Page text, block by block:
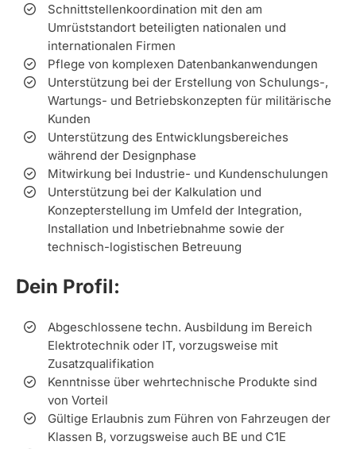
Schnittstellenkoordination mit den am
Umrüststandort beteiligten nationalen und
internationalen Firmen
Pflege von komplexen Datenbankanwendungen
Unterstützung bei der Erstellung von Schulungs-,
Wartungs- und Betriebskonzepten für militärische
Kunden
Unterstützung des Entwicklungsbereiches
während der Designphase
Mitwirkung bei Industrie- und Kundenschulungen
Unterstützung bei der Kalkulation und
Konzepterstellung im Umfeld der Integration,
Installation und Inbetriebnahme sowie der
technisch-logistischen Betreuung
Dein Profil:
Abgeschlossene techn. Ausbildung im Bereich
Elektrotechnik oder IT, vorzugsweise mit
Zusatzqualifikation
Kenntnisse über wehrtechnische Produkte sind
von Vorteil
Gültige Erlaubnis zum Führen von Fahrzeugen der
Klassen B, vorzugsweise auch BE und C1E